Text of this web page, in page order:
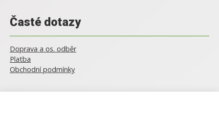
Časté dotazy
Doprava a os. odběr
Platba
Obchodní podmínky